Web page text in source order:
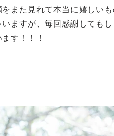
また見れて本当に嬉しいも
ますが、毎回感謝しても
す！！！